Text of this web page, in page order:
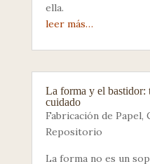
ella.
leer más…
La forma y el bastidor:
cuidado
Fabricación de Papel,
Repositorio
La forma no es un